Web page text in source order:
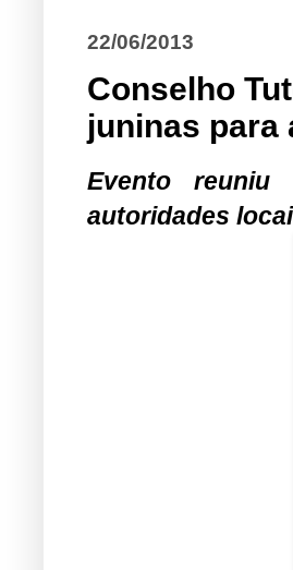
22/06/2013
Conselho
juninas para
Evento reuniu
autoridades